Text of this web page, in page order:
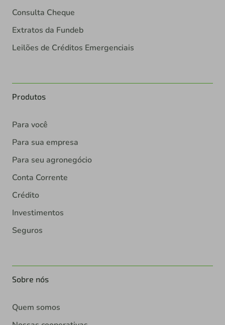
Consulta Cheque
Extratos da Fundeb
Leilões de Créditos Emergenciais
Produtos
Para você
Para sua empresa
Para seu agronegócio
Conta Corrente
Crédito
Investimentos
Seguros
Sobre nós
Quem somos